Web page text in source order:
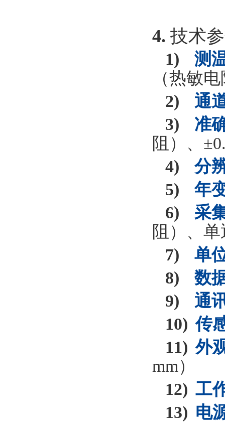
4. 技术
1)
测温
（热敏电
2)
通道
3)
准
阻）、±
4)
分辨
5)
年变
6)
采集
阻）
7)
单位
8)
数据
9)
通
10) 传
11) 外观
mm）
12) 工作
13) 电源